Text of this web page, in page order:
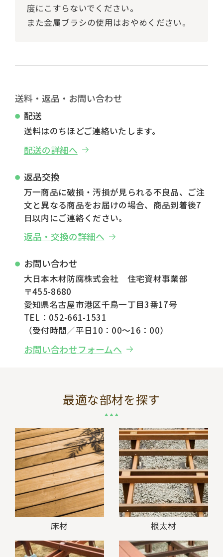
度にこすらないでください。
また金属ブラシの使用はおやめください。
送料・返品・お問い合わせ
配送
送料はのちほどご連絡いたします。
配送の詳細へ
返品交換
万一商品に破損・汚損が見られる不良品、ご注
文と異なる商品をお届けの場合、商品到着後7
日以内にご連絡ください。
返品・交換の詳細へ
お問い合わせ
大日本木材防腐株式会社 住宅資材事業部
〒455-8680
愛知県名古屋市港区千鳥一丁目3番17号
TEL：052-661-1531
（受付時間／平日10：00～16：00）
お問い合わせフォームへ
最適な部材を探す
床材 根太材